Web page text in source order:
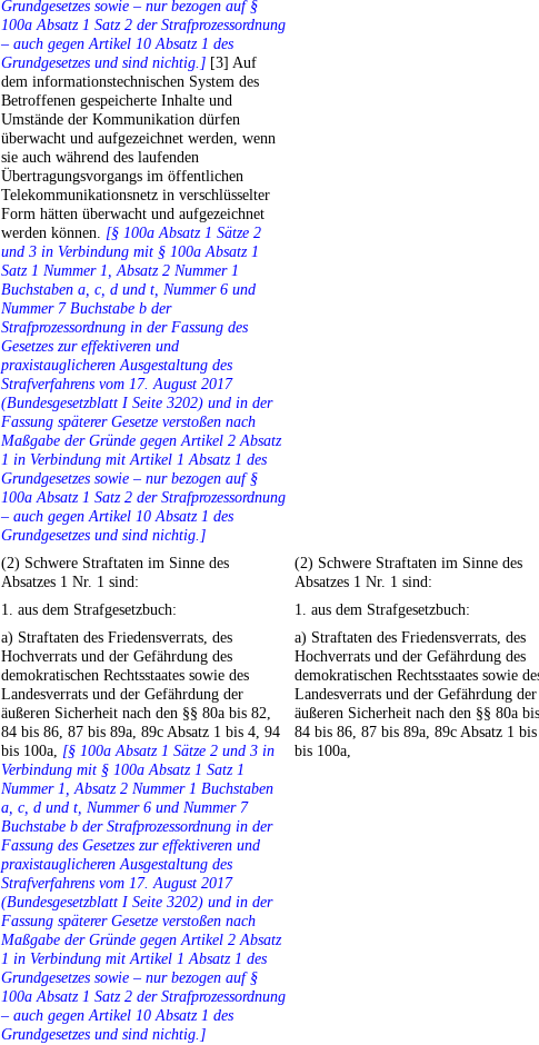
Grundgesetzes sowie – nur bezogen auf §
100a Absatz 1 Satz 2 der Strafprozessordnung
– auch gegen Artikel 10 Absatz 1 des
Grundgesetzes und sind nichtig.] [3] Auf
dem informationstechnischen System des
Betroffenen gespeicherte Inhalte und
Umstände der Kommunikation dürfen
überwacht und aufgezeichnet werden, wenn
sie auch während des laufenden
Übertragungsvorgangs im öffentlichen
Telekommunikationsnetz in verschlüsselter
Form hätten überwacht und aufgezeichnet
werden können. [§ 100a Absatz 1 Sätze 2
und 3 in Verbindung mit § 100a Absatz 1
Satz 1 Nummer 1, Absatz 2 Nummer 1
Buchstaben a, c, d und t, Nummer 6 und
Nummer 7 Buchstabe b der
Strafprozessordnung in der Fassung des
Gesetzes zur effektiveren und
praxistauglicheren Ausgestaltung des
Strafverfahrens vom 17. August 2017
(Bundesgesetzblatt I Seite 3202) und in der
Fassung späterer Gesetze verstoßen nach
Maßgabe der Gründe gegen Artikel 2 Absatz
1 in Verbindung mit Artikel 1 Absatz 1 des
Grundgesetzes sowie – nur bezogen auf §
100a Absatz 1 Satz 2 der Strafprozessordnung
– auch gegen Artikel 10 Absatz 1 des
Grundgesetzes und sind nichtig.]
(2) Schwere Straftaten im Sinne des
Absatzes 1 Nr. 1 sind:
(2) Schwere Straftaten im Sinne des
Absatzes 1 Nr. 1 sind:
1. aus dem Strafgesetzbuch:
1. aus dem Strafgesetzbuch:
a) Straftaten des Friedensverrats, des
Hochverrats und der Gefährdung des
demokratischen Rechtsstaates sowie des
Landesverrats und der Gefährdung der
äußeren Sicherheit nach den §§ 80a bis 82,
84 bis 86, 87 bis 89a, 89c Absatz 1 bis 4, 94
bis 100a, [§ 100a Absatz 1 Sätze 2 und 3 in
Verbindung mit § 100a Absatz 1 Satz 1
Nummer 1, Absatz 2 Nummer 1 Buchstaben
a, c, d und t, Nummer 6 und Nummer 7
Buchstabe b der Strafprozessordnung in der
Fassung des Gesetzes zur effektiveren und
praxistauglicheren Ausgestaltung des
Strafverfahrens vom 17. August 2017
(Bundesgesetzblatt I Seite 3202) und in der
Fassung späterer Gesetze verstoßen nach
Maßgabe der Gründe gegen Artikel 2 Absatz
1 in Verbindung mit Artikel 1 Absatz 1 des
Grundgesetzes sowie – nur bezogen auf §
100a Absatz 1 Satz 2 der Strafprozessordnung
– auch gegen Artikel 10 Absatz 1 des
Grundgesetzes und sind nichtig.]
a) Straftaten des Friedensverrats, des
Hochverrats und der Gefährdung des
demokratischen Rechtsstaates sowie
Landesverrats und der Gefährdung der
äußeren Sicherheit nach den §§ 80a
84 bis 86, 87 bis 89a, 89c Absatz 1
bis 100a,